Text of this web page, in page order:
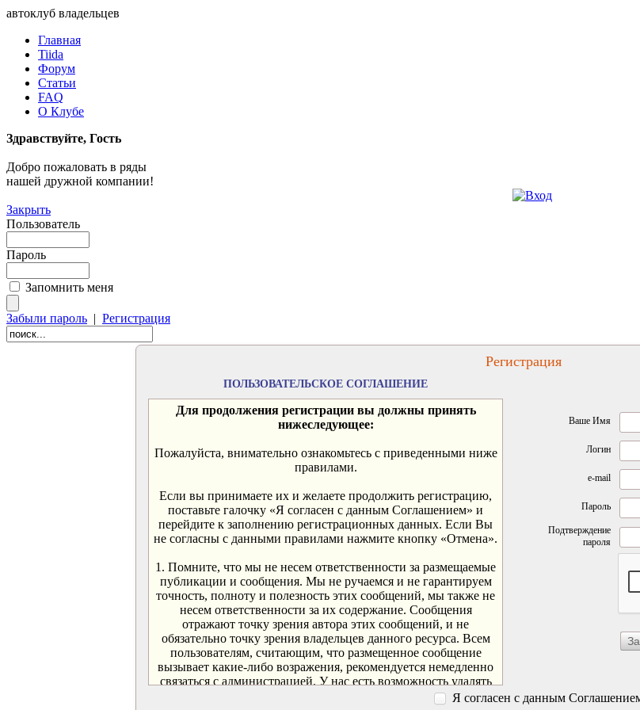
автоклуб владельцев
Главная
Tiida
Форум
Статьи
FAQ
О Клубе
Здравствуйте, Гость
Добро пожаловать в ряды
нашей дружной компании!
Закрыть
Пользователь
Пароль
Запомнить меня
Забыли пароль | Регистрация
Регистрация
Ваше Имя
Логин
e-mail
Пароль
Подтверждение
пароля
ПОЛЬЗОВАТЕЛЬСКОЕ СОГЛАШЕНИЕ
Для продолжения регистрации вы должны принять
нижеследующее:
Пожалуйста, внимательно ознакомьтесь с приведенными ниже
правилами.
Если вы принимаете их и желаете продолжить регистрацию,
поставьте галочку «Я согласен с данным Соглашением» и
перейдите к заполнению регистрационных данных. Если Вы
не согласны с данными правилами нажмите кнопку «Отмена».
1. Помните, что мы не несем ответственности за размещаемые
публикации и сообщения. Мы не ручаемся и не гарантируем
точность, полноту и полезность этих сообщений, мы также не
несем ответственности за их содержание. Сообщения
отражают точку зрения автора этих сообщений, и не
обязательно точку зрения владельцев данного ресурса. Всем
пользователям, считающим, что размещенное сообщение
вызывает какие-либо возражения, рекомендуется немедленно
связаться с администрацией. У нас есть возможность удалять
сомнительные сообщения, и мы будем прилагать максимумЯ согласен с данным